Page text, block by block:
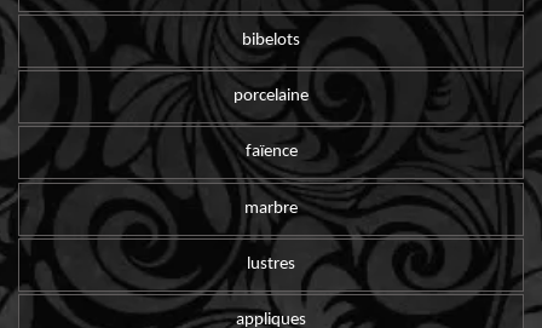
bibelots
porcelaine
faïence
marbre
lustres
appliques